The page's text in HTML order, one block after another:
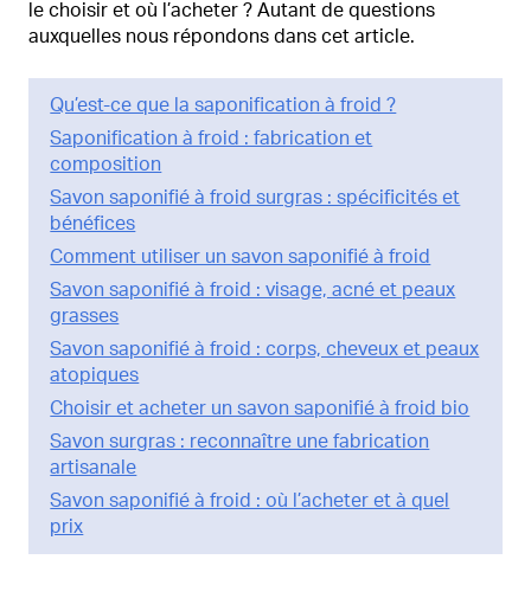
le choisir et où l’acheter ? Autant de questions
auxquelles nous répondons dans cet article.
Qu’est-ce que la saponification à froid ?
Saponification à froid : fabrication et
composition
Savon saponifié à froid surgras : spécificités et
bénéfices
Comment utiliser un savon saponifié à froid
Savon saponifié à froid : visage, acné et peaux
grasses
Savon saponifié à froid : corps, cheveux et peaux
atopiques
Choisir et acheter un savon saponifié à froid bio
Savon surgras : reconnaître une fabrication
artisanale
Savon saponifié à froid : où l’acheter et à quel
prix